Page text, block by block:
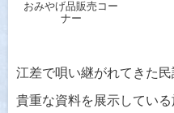
おみやげ品販売コー
ナー
江差で唄い継がれてきた
貴重な資料を展示している